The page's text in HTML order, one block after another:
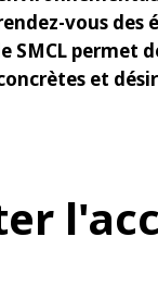
vous des
SMCL permet
et